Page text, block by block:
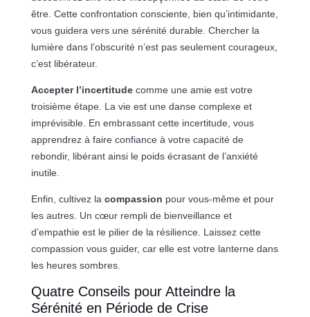
être. Cette confrontation consciente, bien qu’intimidante,
vous guidera vers une sérénité durable. Chercher la
lumière dans l’obscurité n’est pas seulement courageux,
c’est libérateur.
Accepter l’incertitudecomme une amie est votre
troisième étape. La vie est une danse complexe et
imprévisible. En embrassant cette incertitude, vous
apprendrez à faire confiance à votre capacité de
rebondir, libérant ainsi le poids écrasant de l’anxiété
inutile.
Enfin, cultivez la compassion pour vous-même et pour
les autres. Un cœur rempli de bienveillance et
d’empathie est le pilier de la résilience. Laissez cette
compassion vous guider, car elle est votre lanterne dans
les heures sombres.
Quatre Conseils pour Atteindre la
Sérénité en Période de Crise